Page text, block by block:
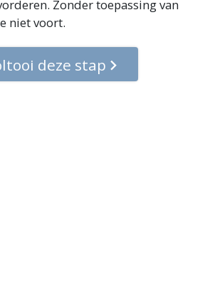
Zonder toepassing van
niet voort.
deze stap